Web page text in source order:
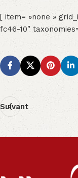
[ item= »none »
fc46-10″
Suivant